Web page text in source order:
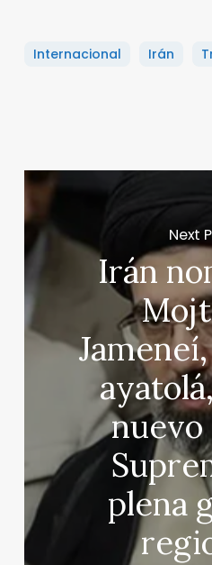
Internacional Irán
Next
Irán
plena